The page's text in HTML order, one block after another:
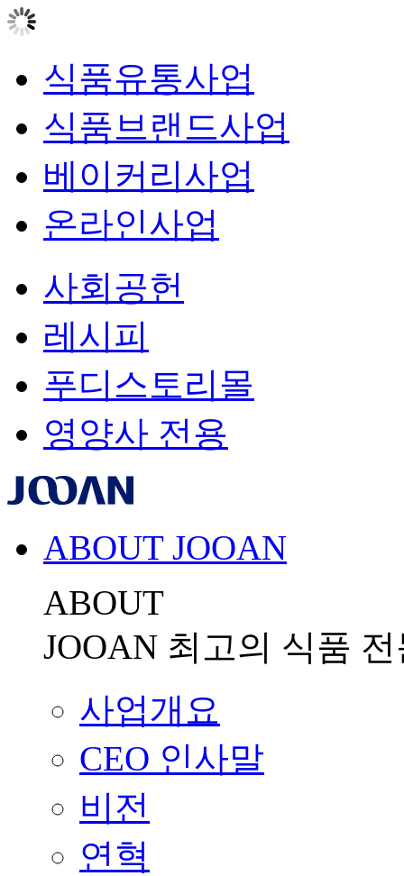
식품유통사업
식품브랜드사업
베이커리사업
온라인사업
사회공헌
레시피
푸디스토리몰
영양사 전용
ABOUT JOOAN
ABOUT
JOOAN 최고의 식품
사업개요
CEO 인사말
비전
연혁